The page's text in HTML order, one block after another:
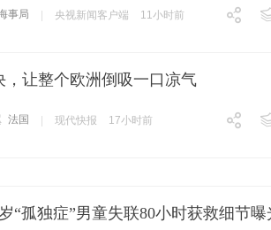
事局 央视新闻客户端 11小时前
，让整个欧洲倒吸一口凉气
法国 现代快报 17小时前
“孤独症”男童失联80小时获救细节曝